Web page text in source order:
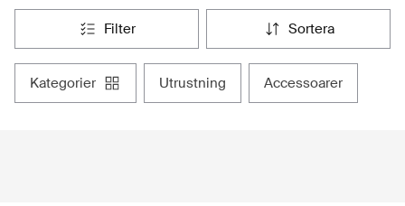
filter sortera
kategorier utrustning accessoarer